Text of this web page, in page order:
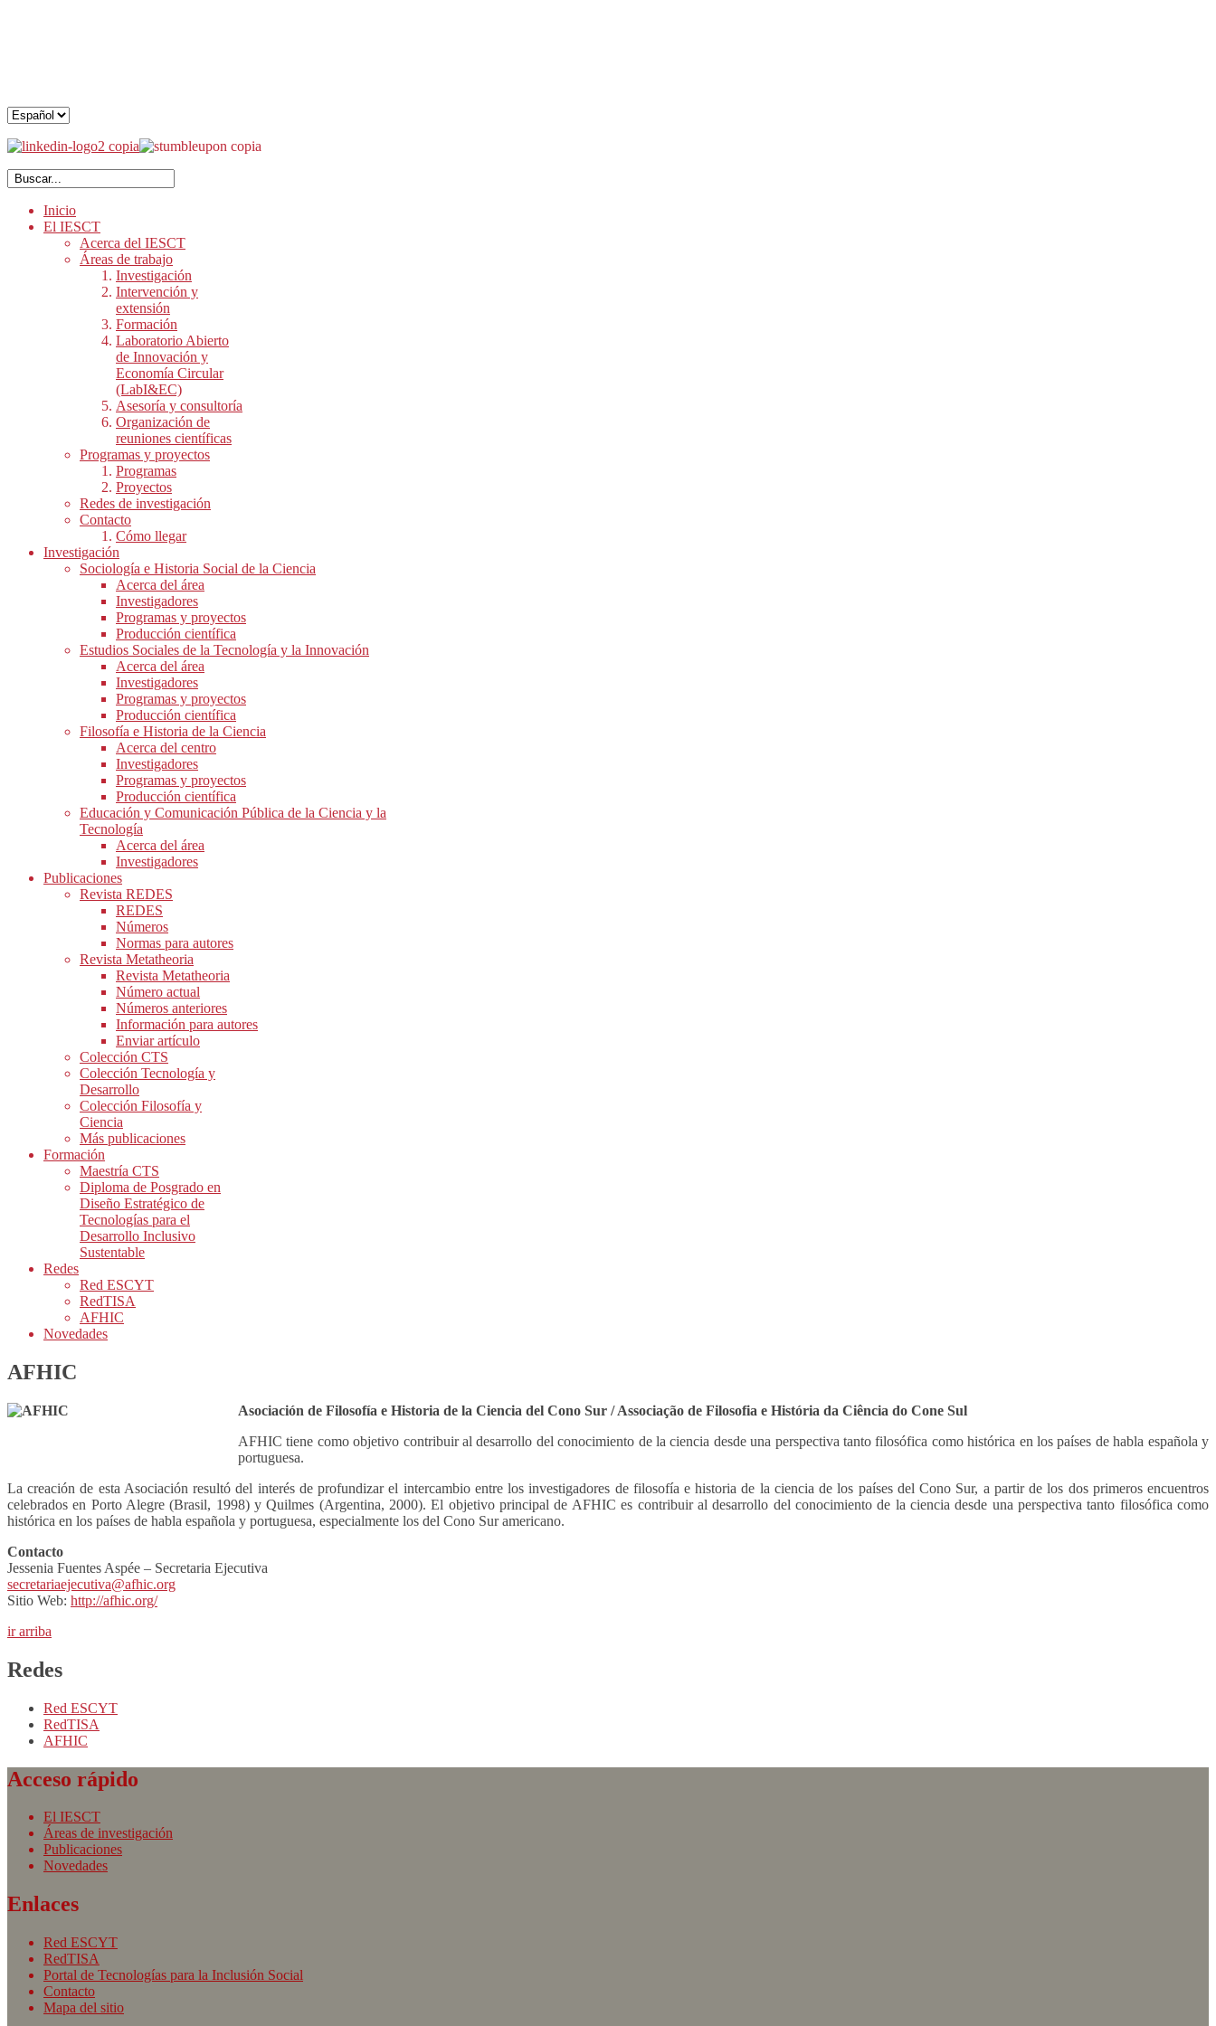
Inicio
El IESCT
Acerca del IESCT
Áreas de trabajo
Investigación
Intervención y
extensión
Formación
Laboratorio Abierto
de Innovación y
Economía Circular
(LabI&EC)
Asesoría y consultoría
Organización de
reuniones científicas
Programas y proyectos
Programas
Proyectos
Redes de investigación
Contacto
Cómo llegar
Investigación
Sociología e Historia Social de la Ciencia
Acerca del área
Investigadores
Programas y proyectos
Producción científica
Estudios Sociales de la Tecnología y la Innovación
Acerca del área
Investigadores
Programas y proyectos
Producción científica
Filosofía e Historia de la Ciencia
Acerca del centro
Investigadores
Programas y proyectos
Producción científica
Educación y Comunicación Pública de la Ciencia y la
Tecnología
Acerca del área
Investigadores
Publicaciones
Revista REDES
REDES
Números
Normas para autores
Revista Metatheoria
Revista Metatheoria
Número actual
Números anteriores
Información para autores
Enviar artículo
Colección CTS
Colección Tecnología y
Desarrollo
Colección Filosofía y
Ciencia
Más publicaciones
Formación
Maestría CTS
Diploma de Posgrado en
Diseño Estratégico de
Tecnologías para el
Desarrollo Inclusivo
Sustentable
Redes
Red ESCYT
RedTISA
AFHIC
Novedades
AFHIC
Asociación de Filosofía e Historia de la Ciencia del Cono Sur / Associação de Filosofia e História da Ciência do Cone Sul
AFHIC tiene como objetivo contribuir al desarrollo del conocimiento de la ciencia desde una perspectiva tanto filosófica como histórica en los países de habla española y
portuguesa.
La creación de esta Asociación resultó del interés de profundizar el intercambio entre los investigadores de filosofía e historia de la ciencia de los países del Cono Sur, a partir de los dos primeros encuentros
celebrados en Porto Alegre (Brasil, 1998) y Quilmes (Argentina, 2000). El objetivo principal de AFHIC es contribuir al desarrollo del conocimiento de la ciencia desde una perspectiva tanto filosófica como
histórica en los países de habla española y portuguesa, especialmente los del Cono Sur americano.
Contacto
Jessenia Fuentes Aspée – Secretaria Ejecutiva
secretariaejecutiva@afhic.org
Sitio Web: http://afhic.org/
ir arriba
Redes
Red ESCYT
RedTISA
AFHIC
Acceso rápido
El IESCT
Áreas de investigación
Publicaciones
Novedades
Enlaces
Red ESCYT
RedTISA
Portal de Tecnologías para la Inclusión Social
Contacto
Mapa del sitio